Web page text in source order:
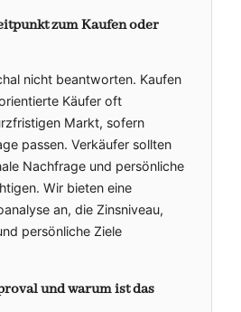
zum Kaufen oder
nicht beantworten. Kaufen
Käufer oft
Markt, sofern
passen. Verkäufer sollten
Nachfrage und persönliche
Wir bieten eine
an, die Zinsniveau,
persönliche Ziele
und warum ist das